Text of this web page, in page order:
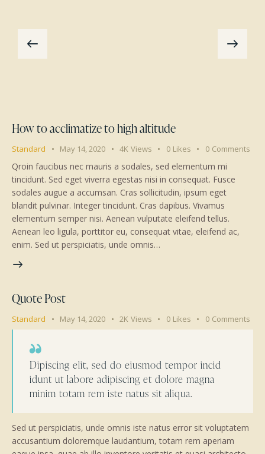
How to acclimatize to high altitude
Standard May 14, 2020 4K Views 0 Likes 0 Comments
Qroin faucibus nec mauris a sodales, sed elementum mi
tincidunt. Sed eget viverra egestas nisi in consequat. Fusce
sodales augue a accumsan. Cras sollicitudin, ipsum eget
blandit pulvinar. Integer tincidunt. Cras dapibus. Vivamus
elementum semper nisi. Aenean vulputate eleifend tellus.
Aenean leo ligula, porttitor eu, consequat vitae, eleifend ac,
enim. Sed ut perspiciatis, unde omnis…
Quote Post
Standard May 14, 2020 2K Views 0 Likes 0 Comments
Dipiscing elit, sed do eiusmod tempor incid
idunt ut labore adipiscing et dolore magna
minim totam rem iste natus sit aliqua.
Sed ut perspiciatis, unde omnis iste natus error sit voluptatem
accusantium doloremque laudantium, totam rem aperiam